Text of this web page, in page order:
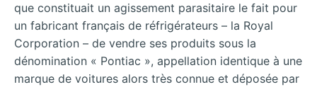
que constituait un agissement parasitaire le fait pour
un fabricant français de réfrigérateurs – la Royal
Corporation – de vendre ses produits sous la
dénomination « Pontiac », appellation identique à une
marque de voitures alors très connue et déposée par